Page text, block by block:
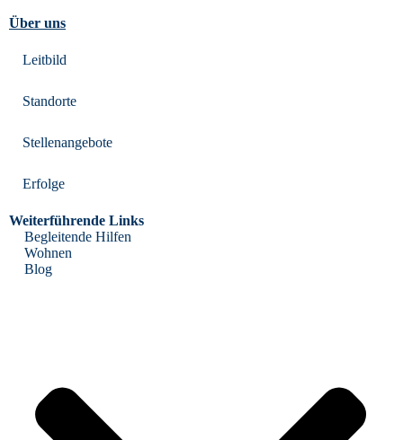
Über uns
Leitbild
Standorte
Stellenangebote
Erfolge
Weiterführende Links
Begleitende Hilfen
Wohnen
Blog